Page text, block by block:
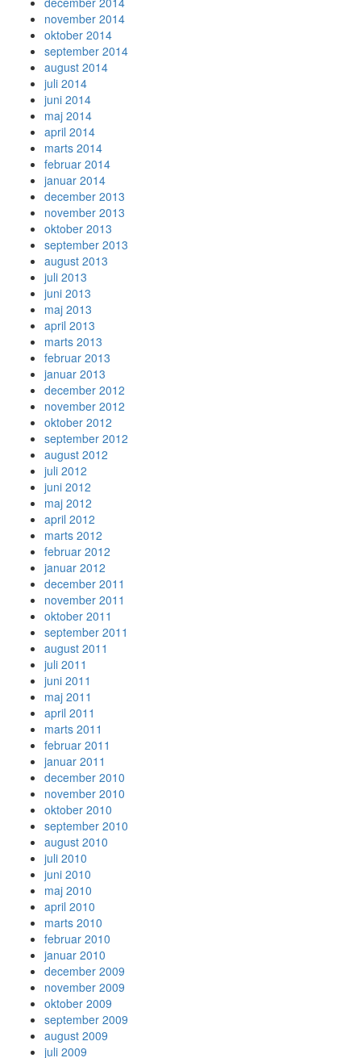
november 2014
oktober 2014
september 2014
august 2014
juli 2014
juni 2014
maj 2014
april 2014
marts 2014
februar 2014
januar 2014
december 2013
november 2013
oktober 2013
september 2013
august 2013
juli 2013
juni 2013
maj 2013
april 2013
marts 2013
februar 2013
januar 2013
december 2012
november 2012
oktober 2012
september 2012
august 2012
juli 2012
juni 2012
maj 2012
april 2012
marts 2012
februar 2012
januar 2012
december 2011
november 2011
oktober 2011
september 2011
august 2011
juli 2011
juni 2011
maj 2011
april 2011
marts 2011
februar 2011
januar 2011
december 2010
november 2010
oktober 2010
september 2010
august 2010
juli 2010
juni 2010
maj 2010
april 2010
marts 2010
februar 2010
januar 2010
december 2009
november 2009
oktober 2009
september 2009
august 2009
juli 2009